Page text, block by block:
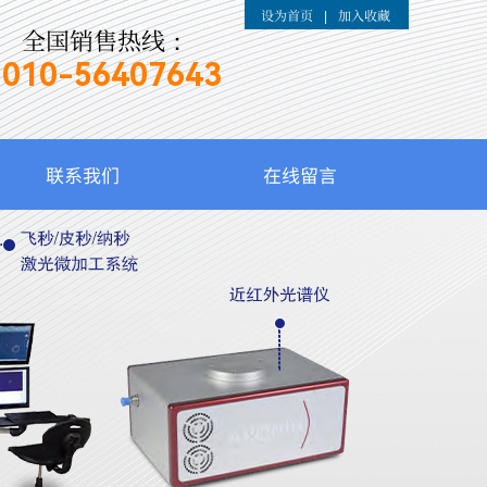
设为首页 加入收藏
全国销售热线：
010-56407643
联系我们 在线留言